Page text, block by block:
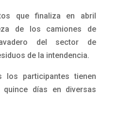
que finaliza en abril
de los camiones de
del sector de
de la intendencia.
los participantes tienen
quince días en diversas